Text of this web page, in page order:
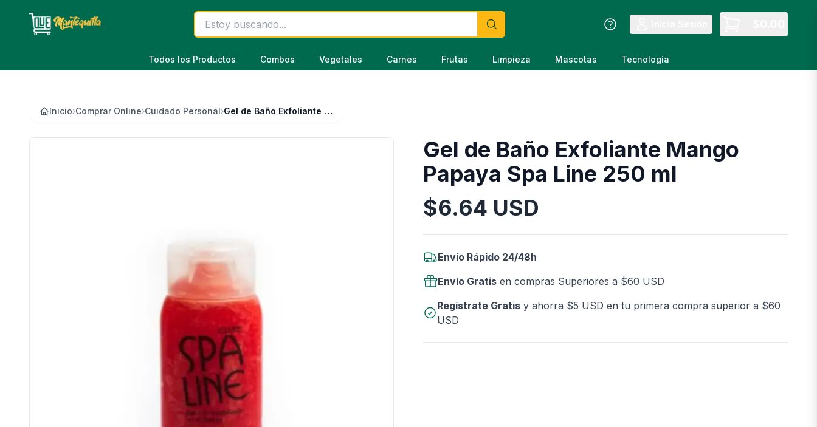
Todos los Productos Combos Vegetales Carnes Frutas Limpieza Mascotas Tecnología
Inicio›Comprar Online›Cuidado Personal› Gel de Baño Exfoliante Mango Papaya Spa Line 250 ml
Gel de Baño Exfoliante Mango
Papaya Spa Line 250 ml
Información del Producto
$6.64 USD
Envío Rápido 24/48h
Envío Gratis en compras Superiores a $60 USD
Regístrate Gratisy ahorra $5 USD en tu primera compra superior a $60
USD